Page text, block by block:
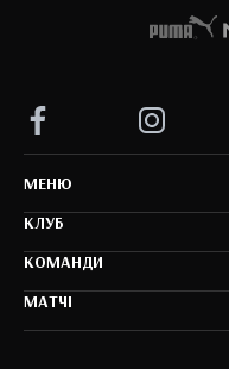
MEНЮ
КЛУБ
КОМАНДИ
МАТЧІ